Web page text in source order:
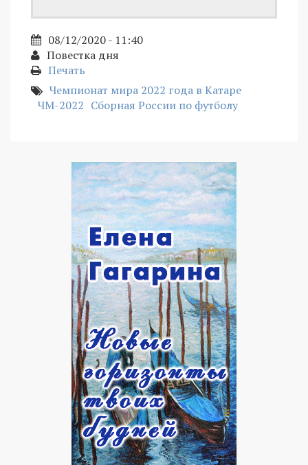
08/12/2020 - 11:40
Повестка дня
Печать
Чемпионат мира 2022 года в Катаре
ЧМ-2022 Сборная России по футболу